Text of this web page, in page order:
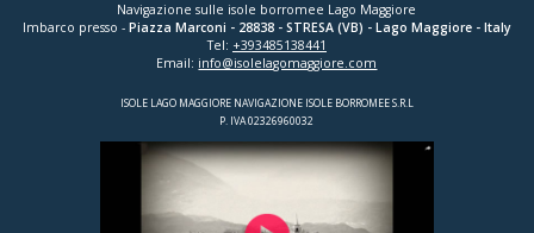
Navigazione sulle isole borromee Lago Maggiore
Imbarco presso - Piazza Marconi - 28838- STRESA (VB) - Lago Maggiore - Italy
Tel: +393485138441
Email: info@isolelagomaggiore.com
ISOLE LAGO MAGGIORE NAVIGAZIONE ISOLE BORROMEE S.R.L
P. IVA 02326960032